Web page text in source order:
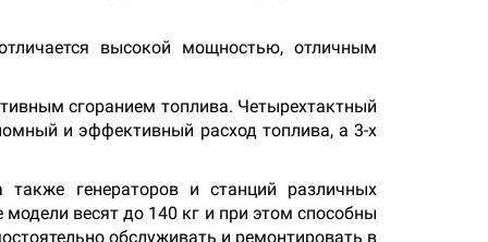
высокой мощностью, отличным
сгоранием топлива. Четырехтактный
и эффективный расход топлива, а 3-х
генераторов и станций различных
весят до 140 кг и при этом способны
обслуживать и ремонтировать в